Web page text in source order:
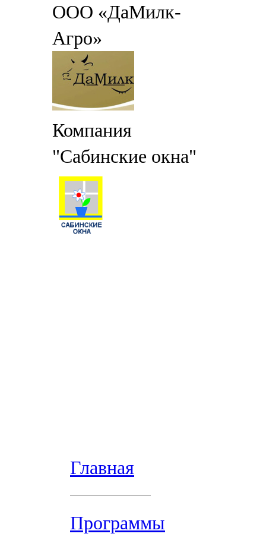
ООО «ДаМилк-
Агро»
Компания
"Сабинские окна"
Главная
Программы